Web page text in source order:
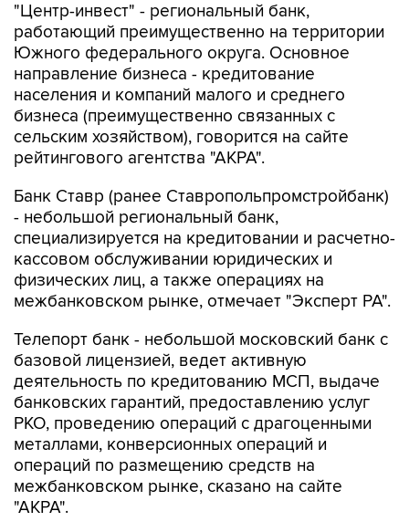
"Центр-инвест" - региональный банк,
работающий преимущественно на территории
Южного федерального округа. Основное
направление бизнеса - кредитование
населения и компаний малого и среднего
бизнеса (преимущественно связанных с
сельским хозяйством), говорится на сайте
рейтингового агентства "АКРА".
Банк Ставр (ранее Ставропольпромстройбанк)
- небольшой региональный банк,
специализируется на кредитовании и расчетно-
кассовом обслуживании юридических и
физических лиц, а также операциях на
межбанковском рынке, отмечает "Эксперт РА".
Телепорт банк - небольшой московский банк с
базовой лицензией, ведет активную
деятельность по кредитованию МСП, выдаче
банковских гарантий, предоставлению услуг
РКО, проведению операций с драгоценными
металлами, конверсионных операций и
операций по размещению средств на
межбанковском рынке, сказано на сайте
"АКРА".